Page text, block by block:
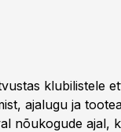
klubilistele
ajalugu ja
nõukogude ajal,